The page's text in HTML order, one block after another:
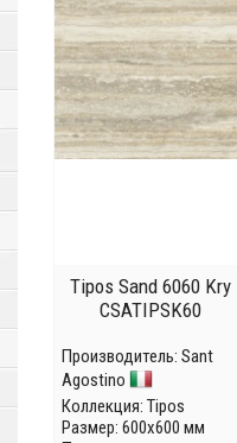
Tipos Sand 6060 Kry
CSATIPSK60
Производитель: Sant
Agostino
Коллекция: Tipos
Размер: 600x600 мм